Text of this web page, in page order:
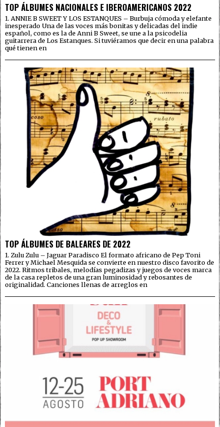
TOP ÁLBUMES NACIONALES E IBEROAMERICANOS 2022
1. ANNIE B SWEET Y LOS ESTANQUES – Burbuja cómoda y elefante
inesperado Una de las voces más bonitas y delicadas del indie
español, como es la de Anni B Sweet, se une a la psicodelia
guitarrera de Los Estanques. Si tuviéramos que decir en una palabra
qué tienen en
TOP ÁLBUMES DE BALEARES DE 2022
1. Zulu Zulu – Jaguar Paradisco El formato africano de Pep Toni
Ferrer y Michael Mesquida se convierte en nuestro disco favorito de
2022. Ritmos tribales, melodías pegadizas y juegos de voces marca
de la casa repletos de una gran luminosidad y rebosantes de
originalidad. Canciones llenas de arreglos en